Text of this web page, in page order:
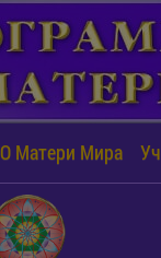
О Матери Мира